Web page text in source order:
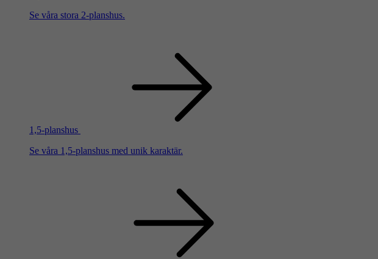
Se våra stora 2-planshus.
1,5-planshus
Se våra 1,5-planshus med unik karaktär.